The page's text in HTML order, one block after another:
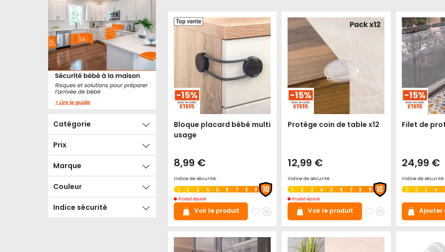
Bloque placard bébé multi
usage
8,99 €
Indice de sécurité :
1 2 3 4 5 6 7 8 9 10
Produit épuisé
Voir le produit
AjouterAjouter
Protège coin de table x12
12,99 €
Indice de sécurité :
1 2 3 4 5 6 7 8 9 10
Produit épuisé
Voir le produit
AjouterAjouter
Filet de
24,99 €
Indice de sécurité
1 2 3 4
Ajouter
Catégorie
Prix
Marque
Couleur
Indice sécurité